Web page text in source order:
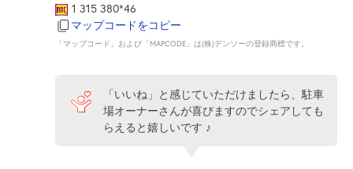
1 315 380*46
マップコードをコピー
「マップコード」および「MAPCODE」は(株)デンソーの登録商標です。
「いいね」と感じていただけましたら、駐車
場オーナーさんが喜びますのでシェアしても
らえると嬉しいです ♪